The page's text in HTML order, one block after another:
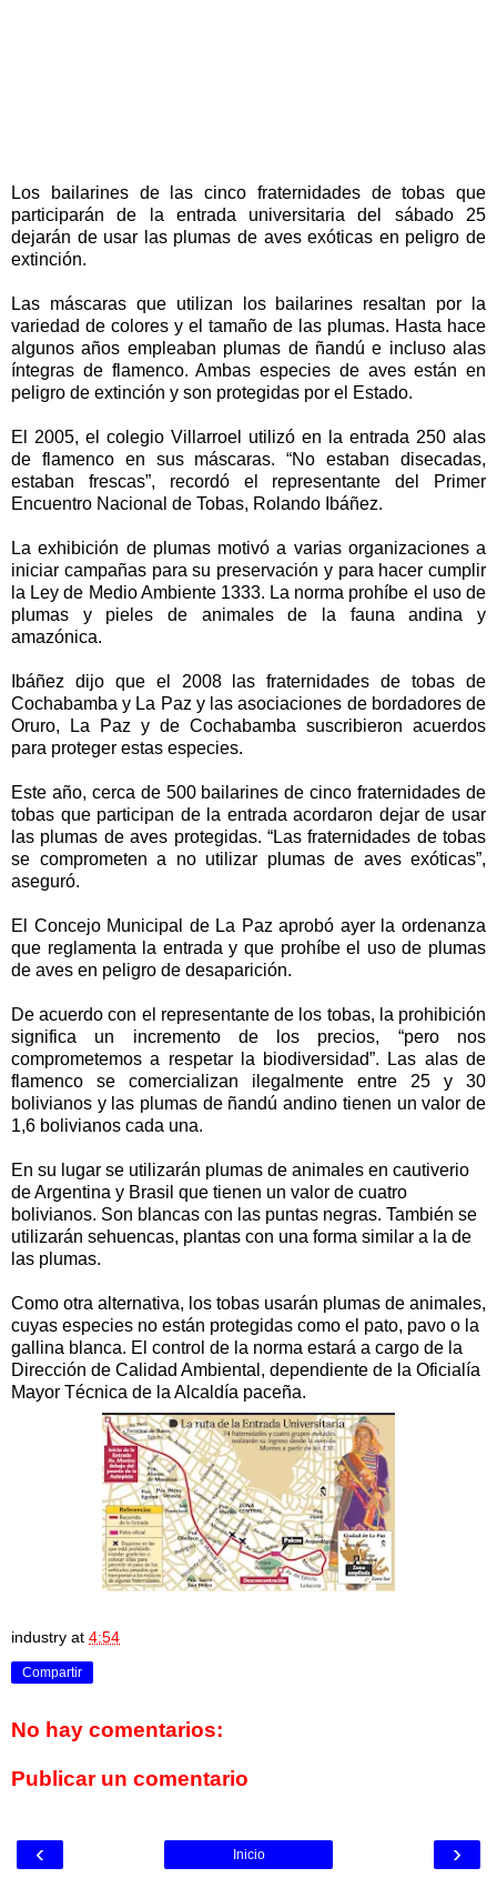
Los bailarines de las cinco fraternidades de tobas que
participarán de la entrada universitaria del sábado 25
dejarán de usar las plumas de aves exóticas en peligro de
extinción.
Las máscaras que utilizan los bailarines resaltan por la
variedad de colores y el tamaño de las plumas. Hasta hace
algunos años empleaban plumas de ñandú e incluso alas
íntegras de flamenco. Ambas especies de aves están en
peligro de extinción y son protegidas por el Estado.
El 2005, el colegio Villarroel utilizó en la entrada 250 alas
de flamenco en sus máscaras. “No estaban disecadas,
estaban frescas”, recordó el representante del Primer
Encuentro Nacional de Tobas, Rolando Ibáñez.
La exhibición de plumas motivó a varias organizaciones a
iniciar campañas para su preservación y para hacer cumplir
la Ley de Medio Ambiente 1333. La norma prohíbe el uso de
plumas y pieles de animales de la fauna andina y
amazónica.
Ibáñez dijo que el 2008 las fraternidades de tobas de
Cochabamba y La Paz y las asociaciones de bordadores de
Oruro, La Paz y de Cochabamba suscribieron acuerdos
para proteger estas especies.
Este año, cerca de 500 bailarines de cinco fraternidades de
tobas que participan de la entrada acordaron dejar de usar
las plumas de aves protegidas. “Las fraternidades de tobas
se comprometen a no utilizar plumas de aves exóticas”,
aseguró.
El Concejo Municipal de La Paz aprobó ayer la ordenanza
que reglamenta la entrada y que prohíbe el uso de plumas
de aves en peligro de desaparición.
De acuerdo con el representante de los tobas, la prohibición
significa un incremento de los precios, “pero nos
comprometemos a respetar la biodiversidad”. Las alas de
flamenco se comercializan ilegalmente entre 25 y 30
bolivianos y las plumas de ñandú andino tienen un valor de
1,6 bolivianos cada una.
En su lugar se utilizarán plumas de animales en cautiverio
de Argentina y Brasil que tienen un valor de cuatro
bolivianos. Son blancas con las puntas negras. También se
utilizarán sehuencas, plantas con una forma similar a la de
las plumas.
Como otra alternativa, los tobas usarán plumas de animales,
cuyas especies no están protegidas como el pato, pavo o la
gallina blanca. El control de la norma estará a cargo de la
Dirección de Calidad Ambiental, dependiente de la Oficialía
Mayor Técnica de la Alcaldía paceña.
industry at 4:54
Compartir
No hay comentarios:
Publicar un comentario
‹ ›
Inicio